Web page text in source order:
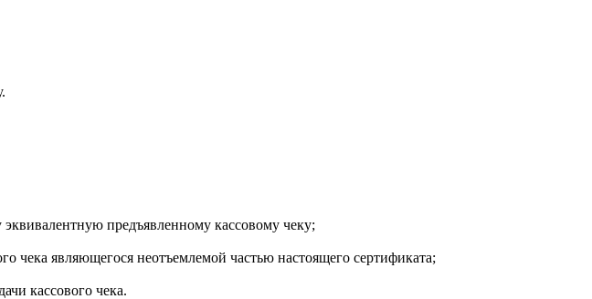
предъявленному кассовому чеку;
чека являющегося неотъемлемой частью настоящего сертификата;
кассового чека.